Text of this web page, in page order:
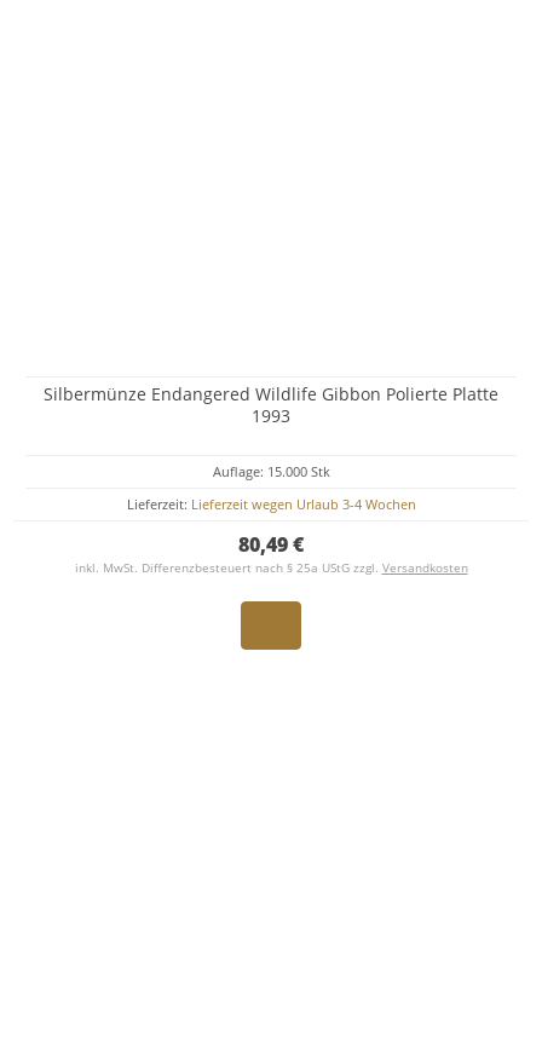
Silbermünze Endangered Wildlife Gibbon Polierte Platte
1993
Auflage: 15.000 Stk
Lieferzeit: Lieferzeit wegen Urlaub 3-4 Wochen
80,49 €
inkl. MwSt. Differenzbesteuert nach § 25a UStG zzgl. Versandkosten